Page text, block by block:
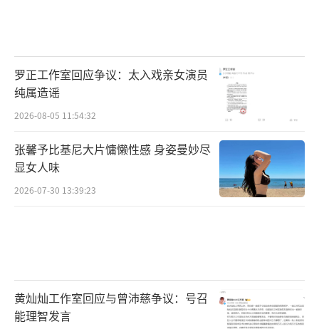
罗正工作室回应争议：太入戏亲女演员
纯属造谣
2026-08-05 11:54:32
张馨予比基尼大片慵懒性感 身姿曼妙尽
显女人味
2026-07-30 13:39:23
黄灿灿工作室回应与曾沛慈争议：号召
能理智发言